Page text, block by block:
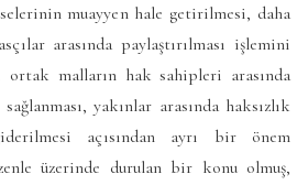
muayyen hale getirilmesi, daha
arasında paylaştırılması işlemini
ortak malların hak sahipleri arasında
yakınlar arasında haksızlık
açısından ayrı bir önem
üzerinde durulan bir konu olmuş,